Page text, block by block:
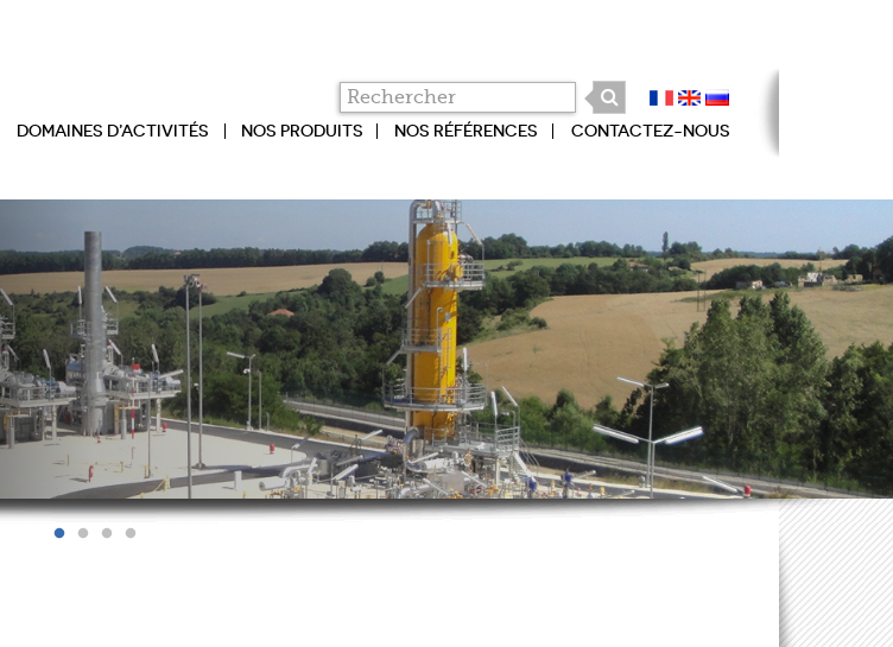
DOMAINES D’ACTIVITÉS NOS PRODUITS NOS RÉFÉRENCES CONTACTEZ-NOUS